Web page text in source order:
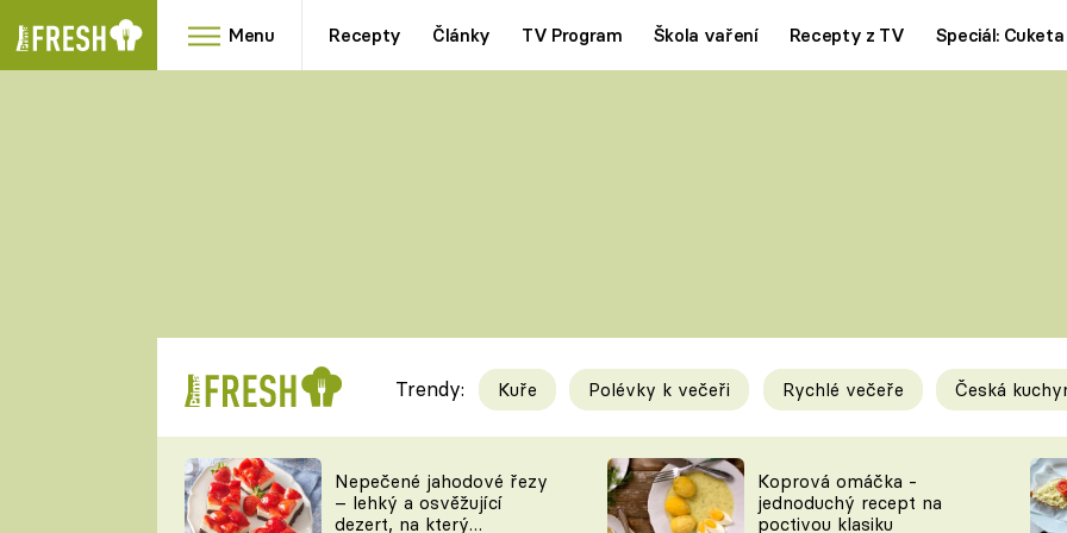
Menu Recepty Články TV Program Škola vaření Recepty z TV Speciál: Cuketa
RYCHLOVKY
Videorecepty
TEĎ VAŘÍ ŠÉF!
Tipy a triky
KAM ZA JÍDLEM
Trendy: Kuře Polévky k večeři Rychlé večeře Česká
Nepečené jahodové řezy
– lehký a osvěžující
dezert, na který
Koprová omáčka -
jednoduchý recept na
poctivou klasiku